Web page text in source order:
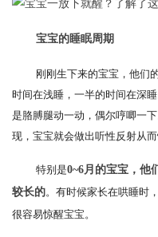
宝宝的睡眠周期
刚刚生下来的宝宝，他们
时间在浅睡，一半的时间在深
是胳膊腿动一动，偶尔哼唧一
现，宝宝就会做出听性反射从
特别是0~6月的宝宝，他
较长的。有时候家长在哄睡时
很容易惊醒宝宝。